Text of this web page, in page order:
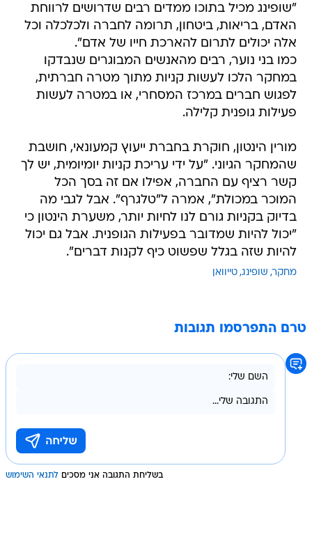
"שופינג מכיל בתוכו ממדים רבים שדרושים לרווחת
האדם, בריאות, ביטחון, תרומה לחברה ולכלכלה וכל
אלה יכולים לתרום להארכת חייו של אדם".
כמו בני נוער, רבים מהאנשים המבוגרים שנבדקו
במחקר הלכו לעשות קניות מתוך מטרה חברתית,
לפגוש חברים במרכז המסחרי, או במטרה לעשות
פעילות גופנית קלילה.
מורין הינטון, חוקרת בחברת ייעוץ קמעונאי, חושבת
שהמחקר הגיוני. "על ידי עריכת קניות יומיומית, יש לך
קשר רציף עם החברה, אפילו אם זה בסך הכל
המוכר במכולת", אמרה ל"טלגרף". אבל לגבי מה
בדיוק בקניות גורם לנו לחיות יותר, משערת הינטון כי
"יכול להיות שמדובר בפעילות הגופנית. אבל גם יכול
להיות שזה בגלל שפשוט כיף לקנות דברים".
מחקר שופינג טייוואן
טרם התפרסמו תגובות
בשליחת התגובה אני מסכים לתנאי השימוש